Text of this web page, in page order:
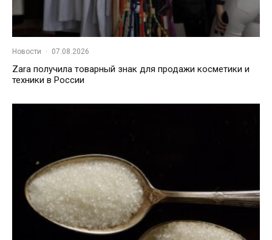
Новости · 07.08.2026
Zara получила товарный знак для продажи косметики и
техники в России